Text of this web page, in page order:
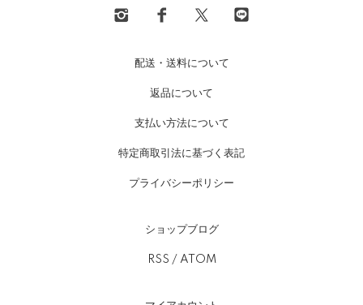
配送・送料について
返品について
支払い方法について
特定商取引法に基づく表記
プライバシーポリシー
ショップブログ
RSS / ATOM